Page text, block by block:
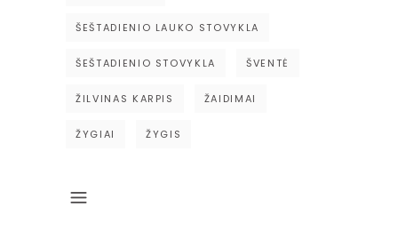
ŠEŠTADIENIO LAUKO STOVYKLA
ŠEŠTADIENIO STOVYKLA ŠVENTĖ
ŽILVINAS KARPIS ŽAIDIMAI
ŽYGIAI ŽYGIS